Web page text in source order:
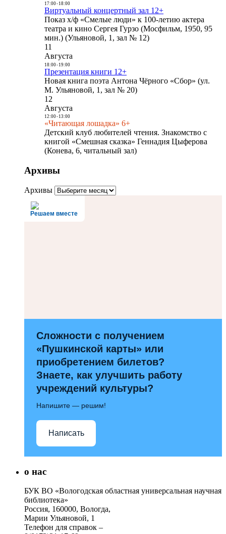
17:00- 18:00
Виртуальный концертный зал 12+
Показ х/ф «Смелые люди» к 100-летию актера
театра и кино Сергея Гурзо (Мосфильм, 1950, 95
мин.) (Ульяновой, 1, зал № 12)
11
Августа
18:00- 19:00
Презентация книги 12+
Новая книга поэта Антона Чёрного «Сбор» (ул.
М. Ульяновой, 1, зал № 20)
12
Августа
12:00- 13:00
«Читающая лошадка» 6+
Детский клуб любителей чтения. Знакомство с
книгой «Смешная сказка» Геннадия Цыферова
(Конева, 6, читальный зал)
Архивы
Архивы
Решаем вместе
Сложности с получением
«Пушкинской карты» или
приобретением билетов?
Знаете, как улучшить работу
учреждений культуры?
Напишите — решим!
Написать
о нас
БУК ВО «Вологодская областная универсальная научная
библиотека»
Россия, 160000, Вологда,
Марии Ульяновой, 1
Телефон для справок –